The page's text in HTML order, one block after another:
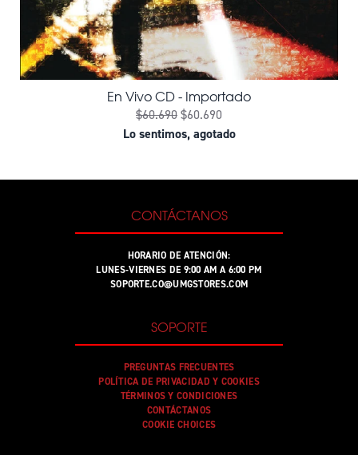
En Vivo CD - Importado
$60.690$60.690
Lo sentimos, agotado
CONTÁCTANOS
HORARIO DE ATENCIÓN:
LUNES-VIERNES DE 9:00 AM A 6:00 PM
SOPORTE.CO@UMGSTORES.COM
SOPORTE
PREGUNTAS FRECUENTES
POLÍTICA DE PRIVACIDAD Y COOKIES
TÉRMINOS Y CONDICIONES
CONTÁCTANOS
COOKIE CHOICES